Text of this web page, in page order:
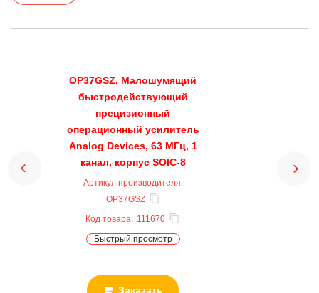
OP37GSZ, Малошумящий
быстродействующий
прецизионный
операционный усилитель
Analog Devices, 63 МГц, 1
канал, корпус SOIC-8
Артикул производителя:
OP37GSZ
Код товара: 111670
Быстрый просмотр
Заказать